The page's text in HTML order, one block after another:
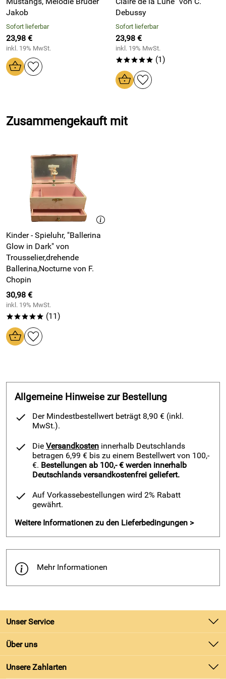
vier Schubladen
um die Spieldose verteilt
Größe: 15 cm x 10 cm, Höhe 15 cm
Hersteller: Spieluhren-Shop 24, Spechtbach 23, 69483 Wald-
Michelbach, kundenservice@spieluhren-shop24.de
Jakob
Sofort lieferbar
23,98 €
inkl. 19% MwSt.
Debussy
Sofort lieferbar
23,98 €
inkl. 19% MwSt.
***** (1)
Zusammengekauft mit
Kinder - Spieluhr, "Ballerina
Glow in Dark" von
Trousselier,drehende
Ballerina,Nocturne von F.
Chopin
30,98 €
inkl. 19% MwSt.
***** (11)
Allgemeine Hinweise zur Bestellung
Der Mindestbestellwert beträgt 8,90 € (inkl.
MwSt.).
Die Versandkosten innerhalb Deutschlands
betragen 6,99 € bis zu einem Bestellwert von 100,-
€. Bestellungen ab 100,- € werden innerhalb
Deutschlands versandkostenfrei geliefert.
Auf Vorkassebestellungen wird 2% Rabatt
gewährt.
Weitere Informationen zu den Lieferbedingungen >
Mehr Informationen
Unser Service
Kontakt
Batteriegesetz
Kundeninformationen
Über uns
Unsere Bestseller
Unsere Zahlarten